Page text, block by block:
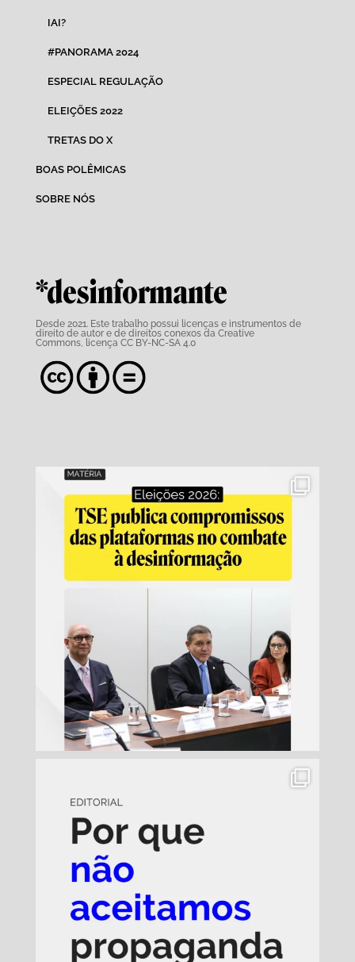
IAI?
#PANORAMA 2024
ESPECIAL REGULAÇÃO
ELEIÇÕES 2022
TRETAS DO X
BOAS POLÊMICAS
SOBRE NÓS
*desinformante
Desde 2021. Este trabalho possui licenças e instrumentos de
direito de autor e de direitos conexos da Creative
Commons, licença CC BY-NC-SA 4.0